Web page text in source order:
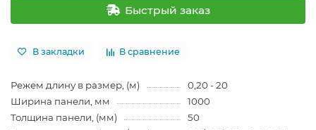
Быстрый заказ
В закладки В сравнение
Режем длину в размер, (м)
0,20 - 20
Ширина панели, мм
1000
Толщина панели, (мм)
50